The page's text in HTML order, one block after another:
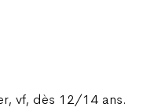
vf, dès 12/14 ans.